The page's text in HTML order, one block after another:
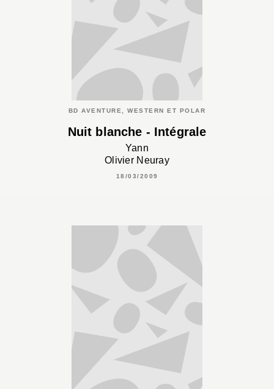
BD AVENTURE, WESTERN ET POLAR
Nuit blanche - Intégrale
Yann
Olivier Neuray
18/03/2009